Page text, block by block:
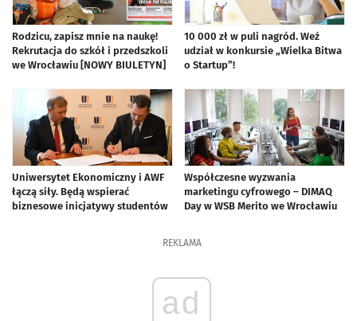
Rodzicu, zapisz mnie na naukę!
Rekrutacja do szkół i przedszkoli
we Wrocławiu [NOWY BIULETYN]
10 000 zł w puli nagród. Weź
udział w konkursie „Wielka Bitwa
o Startup”!
Uniwersytet Ekonomiczny i AWF
łączą siły. Będą wspierać
biznesowe inicjatywy studentów
Współczesne wyzwania
marketingu cyfrowego – DIMAQ
Day w WSB Merito we Wrocławiu
REKLAMA
ad